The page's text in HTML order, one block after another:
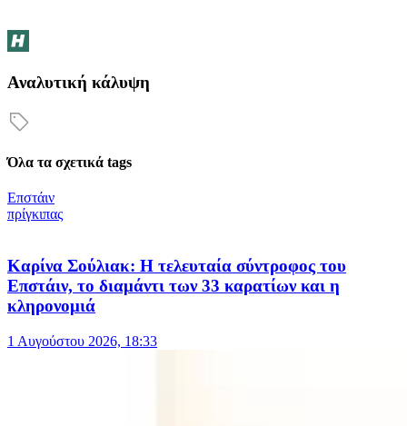
Αναλυτική κάλυψη
Όλα τα σχετικά tags
Επστάιν
πρίγκιπας
Καρίνα Σούλιακ: Η τελευταία σύντροφος του
Επστάιν, το διαμάντι των 33 καρατίων και η
κληρονομιά
1 Αυγούστου 2026, 18:33